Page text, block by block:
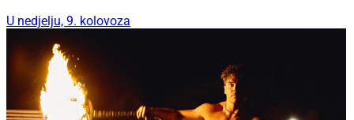
U nedjelju, 9. kolovoza